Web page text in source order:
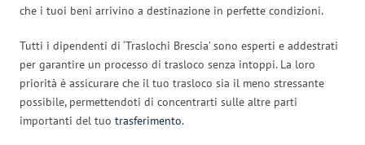
che i tuoi beni arrivino a destinazione in perfette condizioni.
Tutti i dipendenti di ‘Traslochi Brescia’ sono esperti e addestrati
per garantire un processo di trasloco senza intoppi. La loro
priorità è assicurare che il tuo trasloco sia il meno stressante
possibile, permettendoti di concentrarti sulle altre parti
importanti del tuo trasferimento.